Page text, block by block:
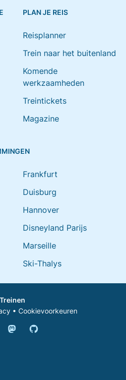
PLAN JE REIS
Reisplanner
Trein naar het buitenland
Komende
werkzaamheden
Treintickets
Magazine
Frankfurt
Duisburg
Hannover
Disneyland Parijs
Marseille
Ski-Thalys
• Cookievoorkeuren